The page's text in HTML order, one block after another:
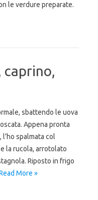
le verdure preparate.
sbattendo le uova
Appena pronta
l’ho spalmata col
la rucola, arrotolato
Riposto in frigo
More »